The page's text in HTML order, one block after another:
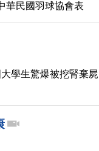
華民國羽球協會表
處。
學生驚爆被挖腎棄屍